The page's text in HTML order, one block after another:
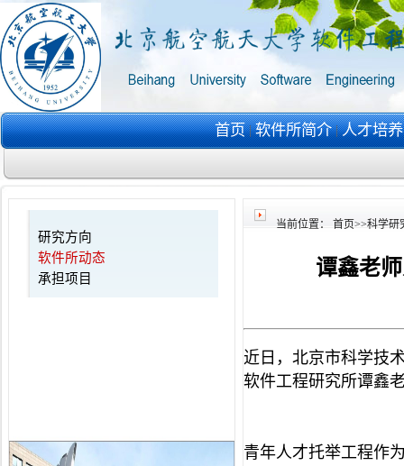
首页|软件所简介|人才培
研究方向
软件所动态
承担项目
当前位置： 首页>>科学研
谭鑫老
近日，北京市科学技
软件工程研究所谭鑫
青年人才托举工程作